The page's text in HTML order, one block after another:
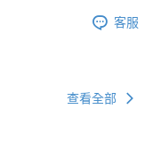
客服
查看全部